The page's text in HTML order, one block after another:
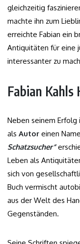
gleichzeitig
machte ihn zum
erreichte Fabian ein
Antiquitäten für eine
interessanter zu
Fabian
Neben seinem Erfolg
als Autor einen
Schatzsucher“
Leben als
sich von
Buch vermischt
aus der Welt des
Gegenständen.